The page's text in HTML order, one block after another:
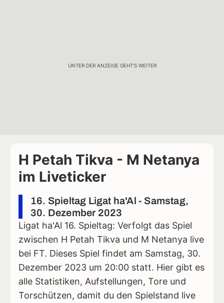
UNTER DER ANZEIGE GEHT'S WEITER
H Petah Tikva - M Netanya
im Liveticker
16. Spieltag Ligat ha'Al - Samstag,
30. Dezember 2023
Ligat ha'Al 16. Spieltag: Verfolgt das Spiel
zwischen H Petah Tikva und M Netanya live
bei FT. Dieses Spiel findet am Samstag, 30.
Dezember 2023 um 20:00 statt. Hier gibt es
alle Statistiken, Aufstellungen, Tore und
Torschützen, damit du den Spielstand live